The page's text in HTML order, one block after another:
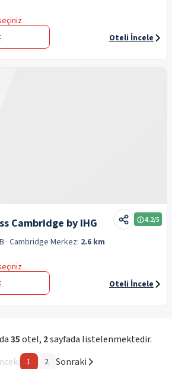
Oteli İncele
Cambridge by IHG 4.2/5
· Cambridge Merkez: 2.6 km
Oteli İncele
35otel, 2sayfada listelenmektedir.
1 2 Sonraki